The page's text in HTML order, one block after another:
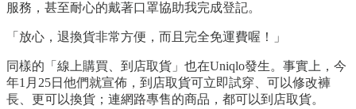
服務，甚至耐心的戴著口罩協助我完成登記。
「放心，退換貨非常方便，而且完全免運費喔！」
同樣的「線上購買、到店取貨」也在Uniqlo發生。事實上，今
年1月25日他們就宣佈，到店取貨可立即試穿、可以修改褲
長、更可以換貨；連網路專售的商品，都可以到店取貨。